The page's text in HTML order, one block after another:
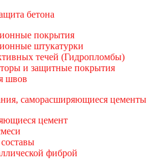
бетона
покрытия
штукатурки
течей (Гидропломбы)
и защитные покрытия
швов
саморасширяющиеся цементы
цемент
фиброй